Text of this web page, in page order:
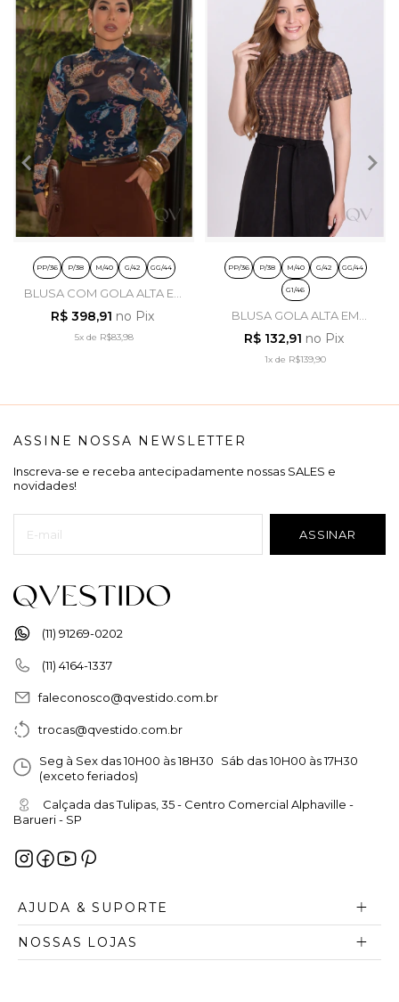
PP/36 P/38 M/40 G/42 GG/44
BLUSA COM GOLA ALTA EM
TULE ESTAMPA PASILEY -
LUZIA FAZZOLLI
R$ 398,91 no Pix
5xde R$83,98
PP/36 P/38 M/40 G/42 GG/44
G1/46
BLUSA GOLA ALTA EM
MALHA DE TULE XADREZ -
HAPUK
R$ 132,91 no Pix
1x de R$139,90
(11) 91269-0202
(11) 4164-1337
faleconosco@qvestido.com.br
trocas@qvestido.com.br
Seg à Sex das 10H00 às 18H30 Sáb das 10H00 às 17H30
(exceto feriados)
Calçada das Tulipas, 35 - Centro Comercial Alphaville -
Barueri - SP
AJUDA & SUPORTE
NOSSAS LOJAS
ASSINE NOSSA NEWSLETTER
Inscreva-se e receba antecipadamente nossas SALES e
novidades!